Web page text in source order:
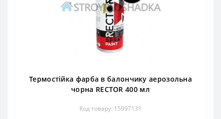
Термостійка фарба в балончику аерозольна
чорна RECTOR 400 мл
Код товару: 15997131